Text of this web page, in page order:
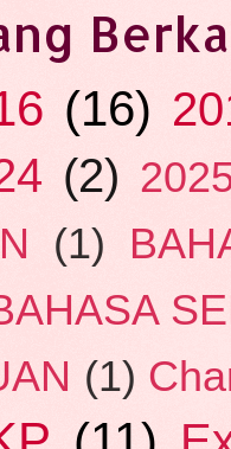
(16)
(2)
(1)
(1)